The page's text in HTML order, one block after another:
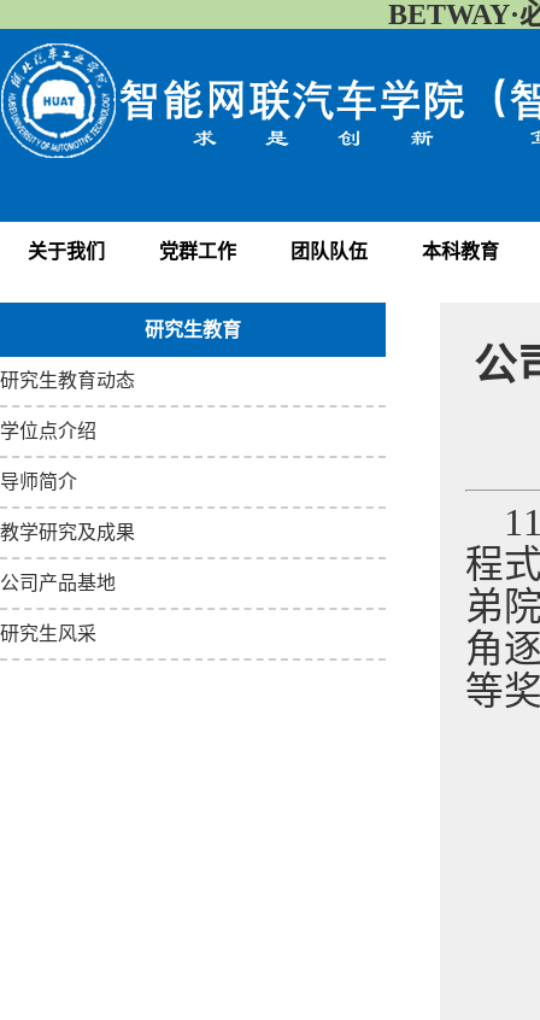
BETWAY·
关于我们 党群工作 团队队伍 本科教育
研究生教育
研究生教育动态
学位点介绍
导师简介
教学研究及成果
公司产品基地
研究生风采
公
程
弟
角
等